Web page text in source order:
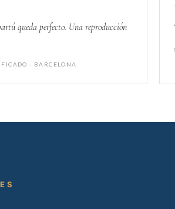
queda perfecto. Una reproducción
· BARCELONA